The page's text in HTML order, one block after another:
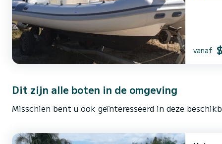
vanaf
Dit zijn alle boten in de omgeving
Misschien bent u ook geïnteresseerd in deze